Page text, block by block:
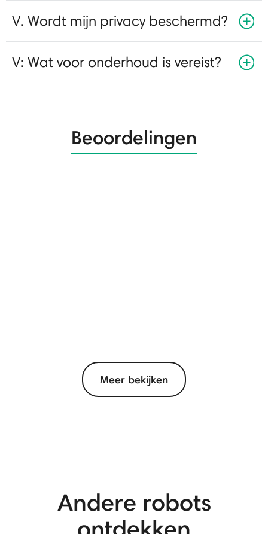
V. Wordt mijn privacy beschermd?
V: Wat voor onderhoud is vereist?
Beoordelingen
Meer bekijken
Andere robots
ontdekken